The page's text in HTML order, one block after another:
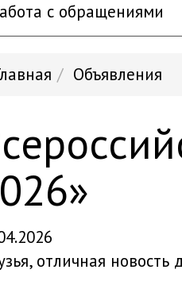
с обращениями
Объявления
отличная новость